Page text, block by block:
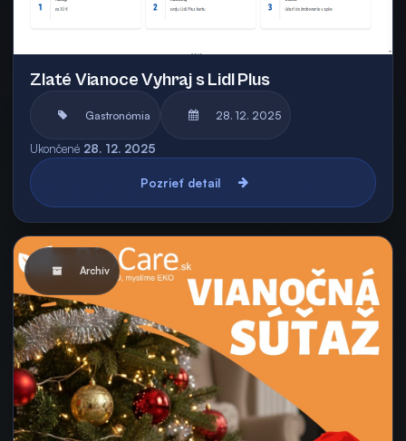
Zlaté Vianoce Vyhraj s Lidl Plus
Gastronómia 28. 12. 2025
Ukončené 28. 12. 2025
Pozrieť detail
Archív